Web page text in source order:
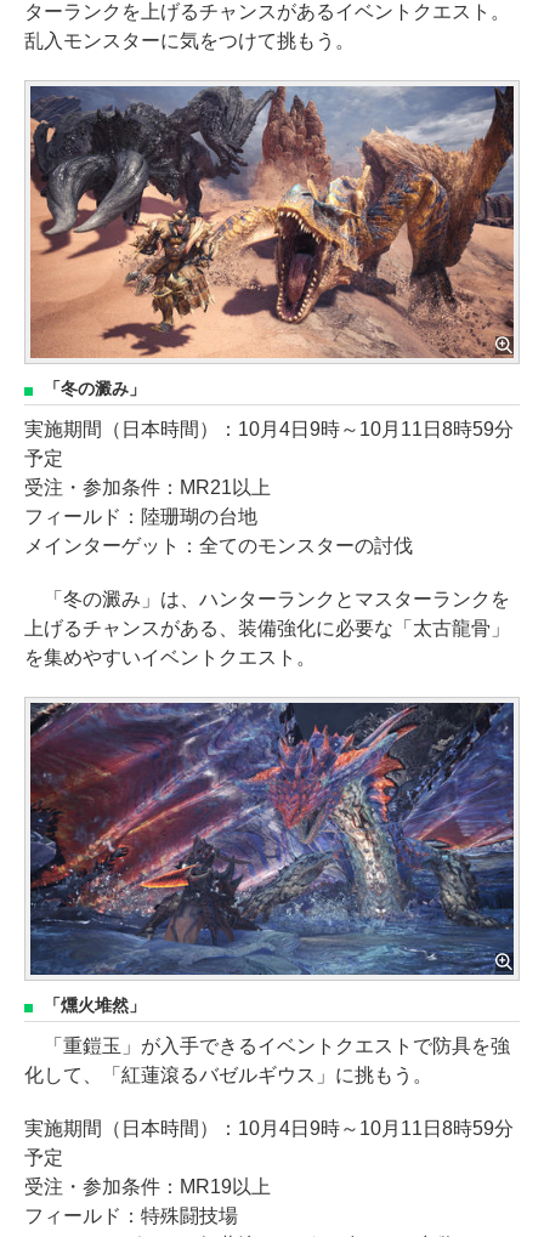
ターランクを上げるチャンスがあるイベントクエスト。
乱入モンスターに気をつけて挑もう。
「冬の澱み」
実施期間（日本時間）：10月4日9時～10月11日8時59分
予定
受注・参加条件：MR21以上
フィールド：陸珊瑚の台地
メインターゲット：全てのモンスターの討伐
「冬の澱み」は、ハンターランクとマスターランクを
上げるチャンスがある、装備強化に必要な「太古龍骨」
を集めやすいイベントクエスト。
「燻火堆然」
「重鎧玉」が入手できるイベントクエストで防具を強
化して、「紅蓮滾るバゼルギウス」に挑もう。
実施期間（日本時間）：10月4日9時～10月11日8時59分
予定
受注・参加条件：MR19以上
フィールド：特殊闘技場